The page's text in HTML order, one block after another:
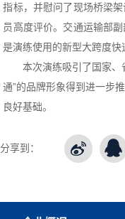
指标，并慰问了现场桥梁
员高度评价。交通运输部
是演练使用的新型大跨度快
本次演练吸引了国家、
通”的品牌形象得到进一步
良好基础。
分享到：